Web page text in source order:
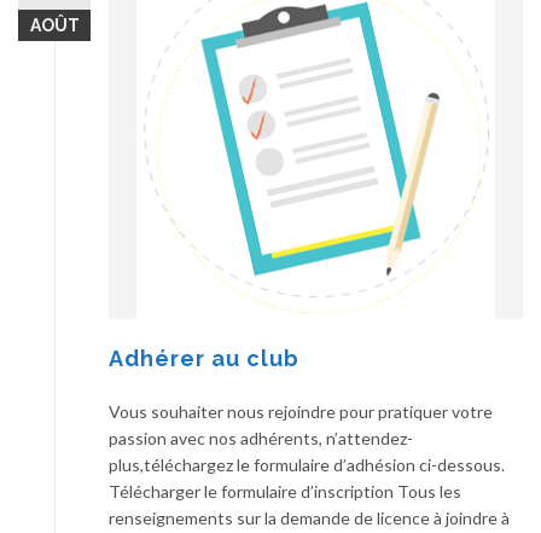
AOÛT
Adhérer au club
Vous souhaiter nous rejoindre pour pratiquer votre
passion avec nos adhérents, n’attendez-
plus,téléchargez le formulaire d’adhésion ci-dessous.
Télécharger le formulaire d’inscription Tous les
renseignements sur la demande de licence à joindre à